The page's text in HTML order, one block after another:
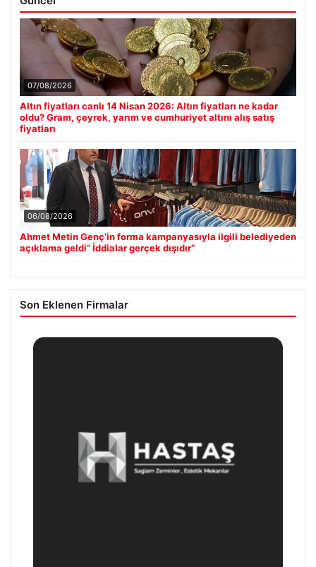
07/08/2026
Altın fiyatları canlı 14 Nisan 2026: Altın fiyatları ne kadar
oldu? Gram, çeyrek, yarım ve cumhuriyet altını alış satış
fiyatları
06/08/2026
Ahmet Metin Genç’in forma kampanyasıyla ilgili belediyeden
açıklama geldi” İddialar gerçek dışıdır”
Son Eklenen Firmalar